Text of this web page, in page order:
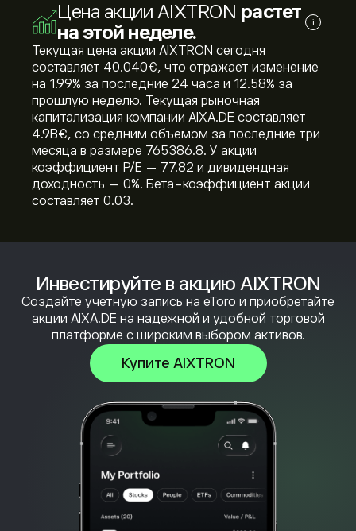
Инвестируйте в акцию AIXTRON
Создайте учетную запись на eToro и приобретайте
акции AIXA.DE на надежной и удобной торговой
платформе с широким выбором активов.
Купите AIXTRON
Цена акции AIXTRON растет
на этой неделе.
i
Текущая цена акции AIXTRON сегодня
составляет 40.040‎€‎, что отражает изменение
на ‎1.99‎% за последние 24 часа и ‎12.58‎% за
прошлую неделю. Текущая рыночная
капитализация компании AIXA.DE составляет
4.9B‎€‎, со средним объемом за последние три
месяца в размере 765386.8. У акции
коэффициент P/E — 77.82 и дивидендная
доходность — 0%. Бета-коэффициент акции
составляет 0.03.